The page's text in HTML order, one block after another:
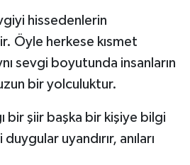
hissedenlerin
Öyle herkese kısmet
sevgi boyutunda insanların
bir yolculuktur.
bir şiir başka bir kişiye bilgi
uyandırır, anıları